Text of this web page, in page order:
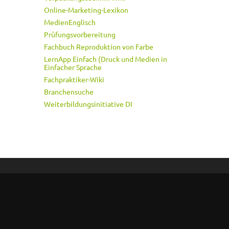
Online-Marketing-Lexikon
MedienEnglisch
Prüfungsvorbereitung
Fachbuch Reproduktion von Farbe
LernApp Einfach (Druck und Medien in
Einfacher Sprache
Fachpraktiker-Wiki
Branchensuche
Weiterbildungsinitiative DI